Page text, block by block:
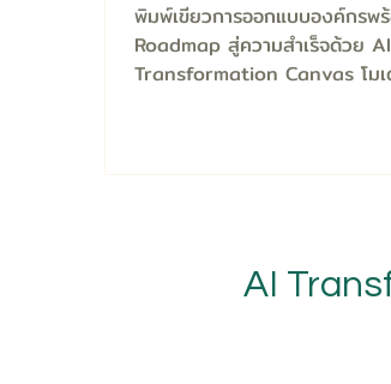
พิมพ์เขียวการออกแบบองค์กรพ
Roadmap สู่ความสำเร็จด้วย AI
Transformation Canvas โมเ
AI